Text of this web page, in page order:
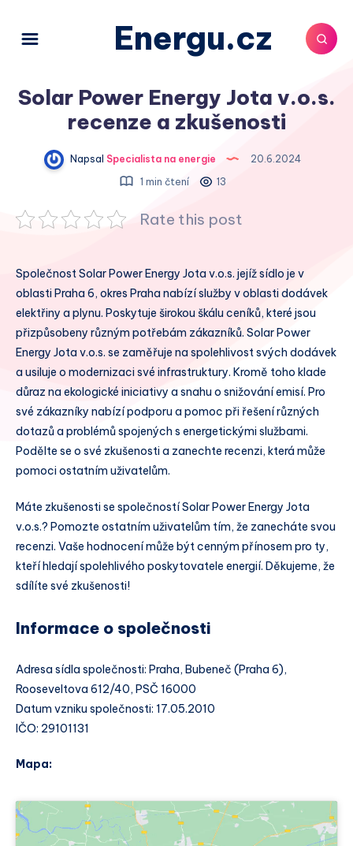
Energu.cz
Solar Power Energy Jota v.o.s.
recenze a zkušenosti
Napsal Specialista na energie
20.6.2024
1 min čtení
13
Rate this post
Společnost Solar Power Energy Jota v.o.s. jejíž sídlo je v
oblasti Praha 6, okres Praha nabízí služby v oblasti dodávek
elektřiny a plynu. Poskytuje širokou škálu ceníků, které jsou
přizpůsobeny různým potřebám zákazníků. Solar Power
Energy Jota v.o.s. se zaměřuje na spolehlivost svých dodávek
a usiluje o modernizaci své infrastruktury. Kromě toho klade
důraz na ekologické iniciativy a snahu o snižování emisí. Pro
své zákazníky nabízí podporu a pomoc při řešení různých
dotazů a problémů spojených s energetickými službami.
Podělte se o své zkušenosti a zanechte recenzi, která může
pomoci ostatním uživatelům.
Máte zkušenosti se společností Solar Power Energy Jota
v.o.s.? Pomozte ostatním uživatelům tím, že zanecháte svou
recenzi. Vaše hodnocení může být cenným přínosem pro ty,
kteří hledají spolehlivého poskytovatele energií. Děkujeme, že
sdílíte své zkušenosti!
Informace o společnosti
Adresa sídla společnosti: Praha, Bubeneč (Praha 6),
Rooseveltova 612/40, PSČ 16000
Datum vzniku společnosti: 17.05.2010
IČO: 29101131
Mapa: